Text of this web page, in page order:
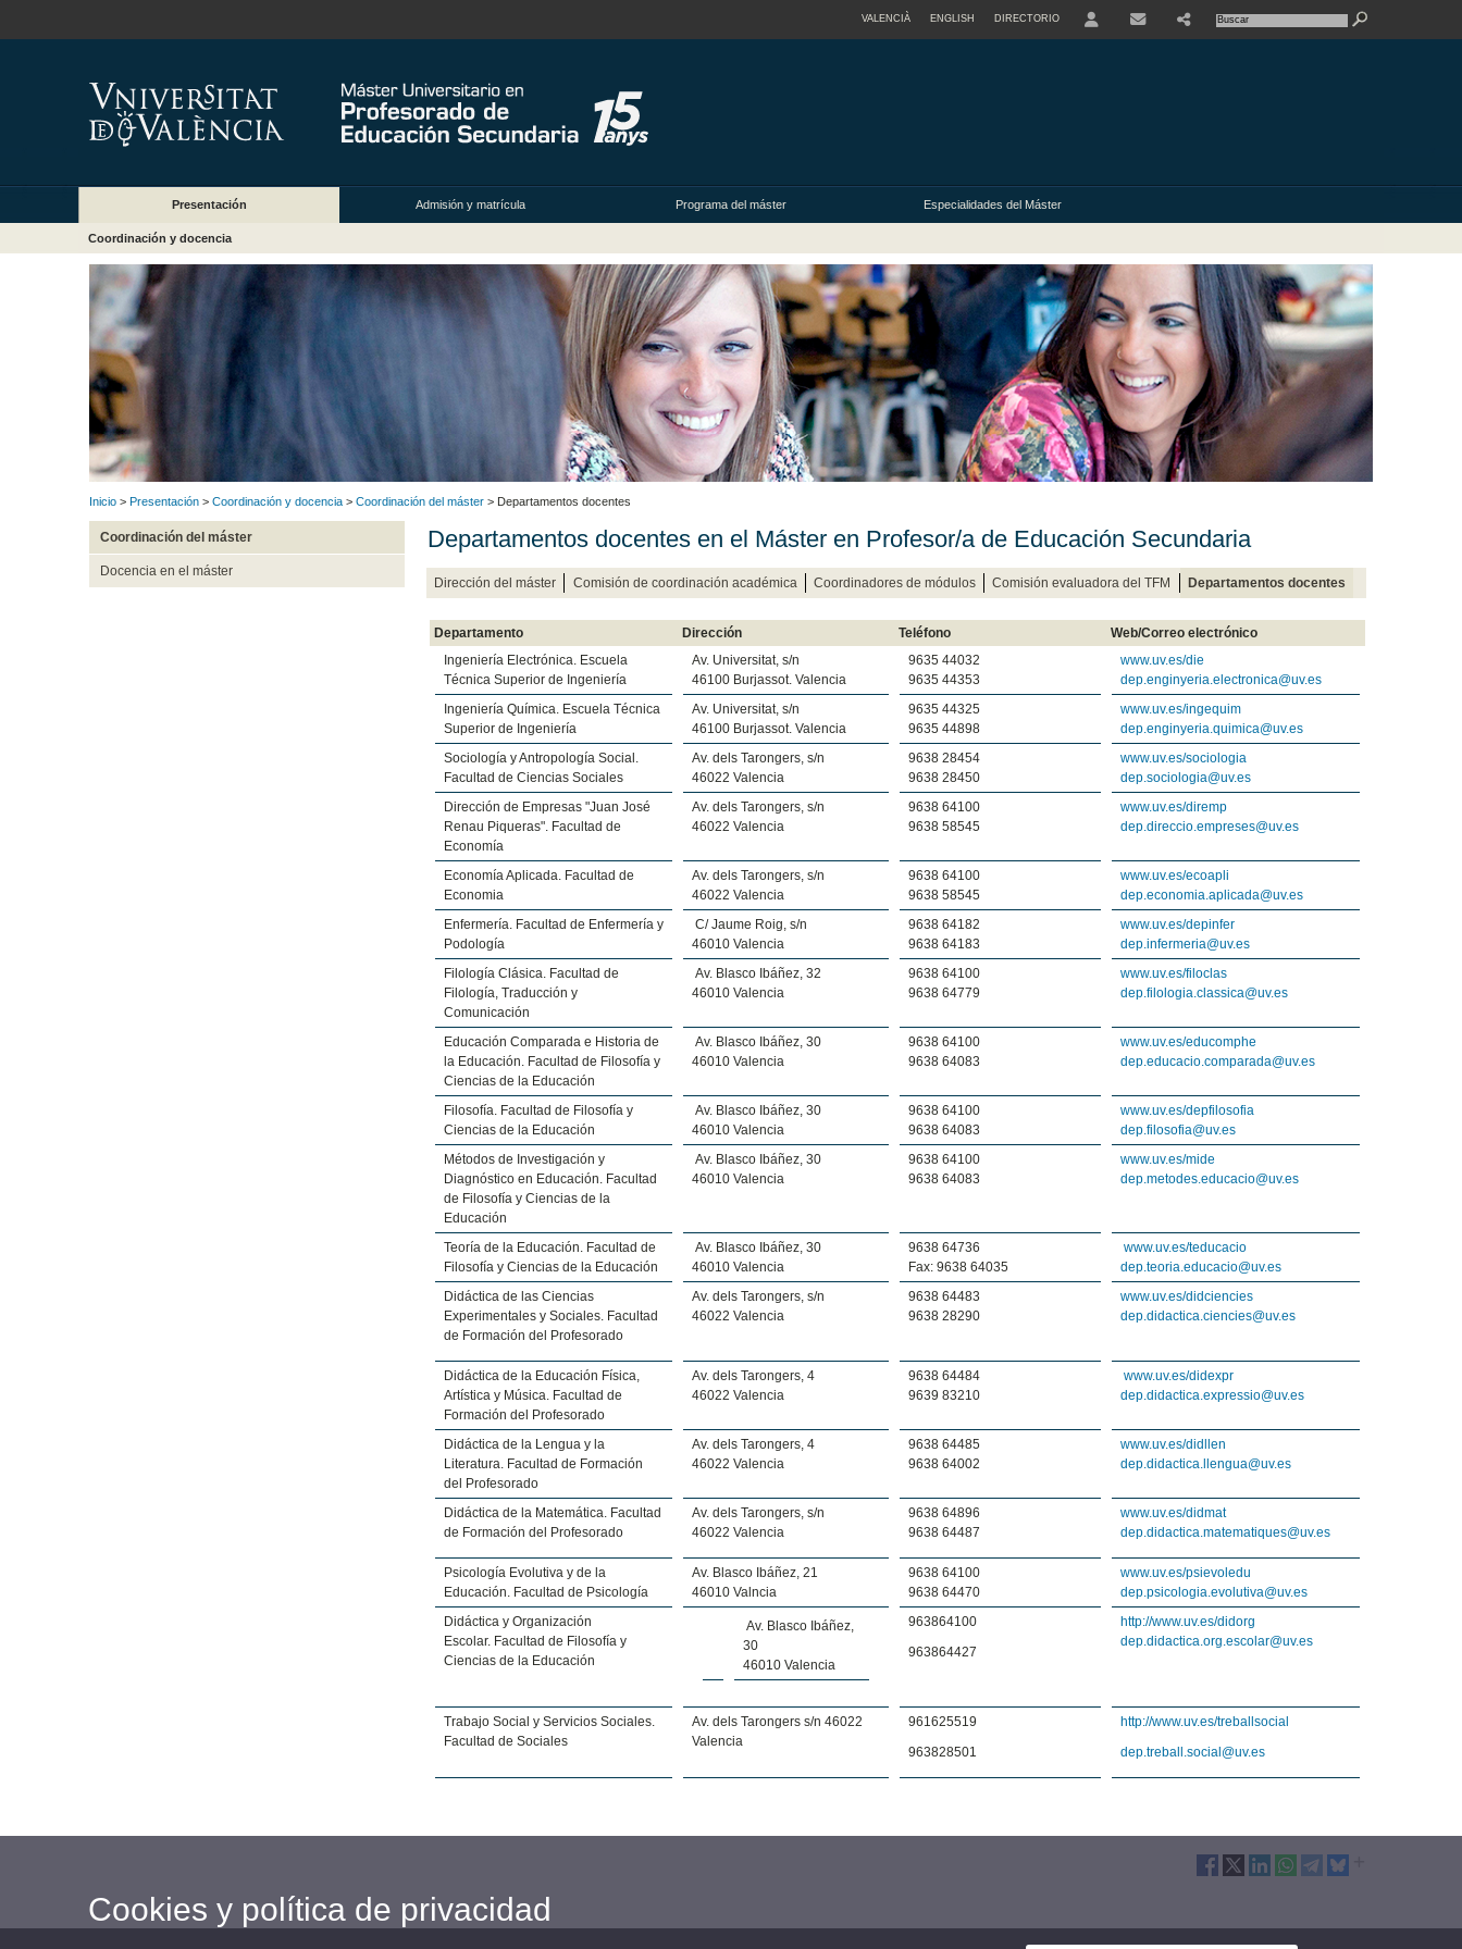
VALENCIÀ ENGLISH DIRECTORIO
Presentación Admisión y matrícula Programa del máster Especialidades del Máster
Coordinación y docencia
Inicio > Presentación > Coordinación y docencia > Coordinación del máster > Departamentos docentes
Coordinación del máster
Docencia en el máster
Departamentos docentes en el Máster en Profesor/a de Educación Secundaria
Dirección del máster Comisión de coordinación académica Coordinadores de módulos Comisión evaluadora del TFM Departamentos docentes
Departamento Dirección Teléfono
Web/Correo electrónico
Ingeniería Electrónica. Escuela
Técnica Superior de Ingeniería
Av. Universitat, s/n
46100 Burjassot. Valencia
9635 44032
9635 44353
www.uv.es/die
dep.enginyeria.electronica@uv.es
Ingeniería Química. Escuela Técnica
Superior de Ingeniería
Av. Universitat, s/n
46100 Burjassot. Valencia
9635 44325
9635 44898
www.uv.es/ingequim
dep.enginyeria.quimica@uv.es
Sociología y Antropología Social.
Facultad de Ciencias Sociales
Av. dels Tarongers, s/n
46022 Valencia
9638 28454
9638 28450
www.uv.es/sociologia
dep.sociologia@uv.es
Dirección de Empresas "Juan José
Renau Piqueras". Facultad de
Economía
Av. dels Tarongers, s/n
46022 Valencia
9638 64100
9638 58545
www.uv.es/diremp
dep.direccio.empreses@uv.es
Economía Aplicada. Facultad de
Economia
Av. dels Tarongers, s/n
46022 Valencia
9638 64100
9638 58545
www.uv.es/ecoapli
dep.economia.aplicada@uv.es
Enfermería. Facultad de Enfermería y
Podología
C/ Jaume Roig, s/n
46010 Valencia
9638 64182
9638 64183
www.uv.es/depinfer
dep.infermeria@uv.es
Filología Clásica. Facultad de
Filología, Traducción y
Comunicación
Av. Blasco Ibáñez, 32
46010 Valencia
9638 64100
9638 64779
www.uv.es/filoclas
dep.filologia.classica@uv.es
Educación Comparada e Historia de
la Educación. Facultad de Filosofía y
Ciencias de la Educación
Av. Blasco Ibáñez, 30
46010 Valencia
9638 64100
9638 64083
www.uv.es/educomphe
dep.educacio.comparada@uv.es
Filosofía. Facultad de Filosofía y
Ciencias de la Educación
Av. Blasco Ibáñez, 30
46010 Valencia
9638 64100
9638 64083
www.uv.es/depfilosofia
dep.filosofia@uv.es
Métodos de Investigación y
Diagnóstico en Educación. Facultad
de Filosofía y Ciencias de la
Educación
Av. Blasco Ibáñez, 30
46010 Valencia
9638 64100
9638 64083
www.uv.es/mide
dep.metodes.educacio@uv.es
Teoría de la Educación. Facultad de
Filosofía y Ciencias de la Educación
Av. Blasco Ibáñez, 30
46010 Valencia
9638 64736
Fax: 9638 64035
www.uv.es/teducacio
dep.teoria.educacio@uv.es
Didáctica de las Ciencias
Experimentales y Sociales. Facultad
de Formación del Profesorado
Av. dels Tarongers, s/n
46022 Valencia
9638 64483
9638 28290
www.uv.es/didciencies
dep.didactica.ciencies@uv.es
Didáctica de la Educación Física,
Artística y Música. Facultad de
Formación del Profesorado
Av. dels Tarongers, 4
46022 Valencia
9638 64484
9639 83210
www.uv.es/didexpr
dep.didactica.expressio@uv.es
Didáctica de la Lengua y la
Literatura. Facultad de Formación
del Profesorado
Av. dels Tarongers, 4
46022 Valencia
9638 64485
9638 64002
www.uv.es/didllen
dep.didactica.llengua@uv.es
Didáctica de la Matemática. Facultad
de Formación del Profesorado
Av. dels Tarongers, s/n
46022 Valencia
9638 64896
9638 64487
www.uv.es/didmat
dep.didactica.matematiques@uv.es
Psicología Evolutiva y de la
Educación. Facultad de Psicología
Av. Blasco Ibáñez, 21
46010 Valncia
9638 64100
9638 64470
www.uv.es/psievoledu
dep.psicologia.evolutiva@uv.es
Didáctica y Organización
Escolar. Facultad de Filosofía y
Ciencias de la Educación
Av. Blasco Ibáñez,
30
46010 Valencia
963864100
963864427
http://www.uv.es/didorg
dep.didactica.org.escolar@uv.es
Trabajo Social y Servicios Sociales.
Facultad de Sociales
Av. dels Tarongers s/n 46022
Valencia
961625519
963828501
http://www.uv.es/treballsocial
dep.treball.social@uv.es
Cookies y política de privacidad